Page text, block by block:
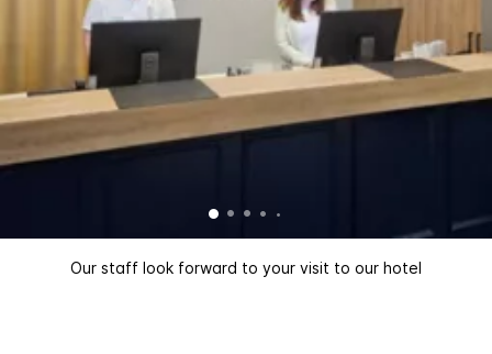
Our staff look forward to your visit to our hotel